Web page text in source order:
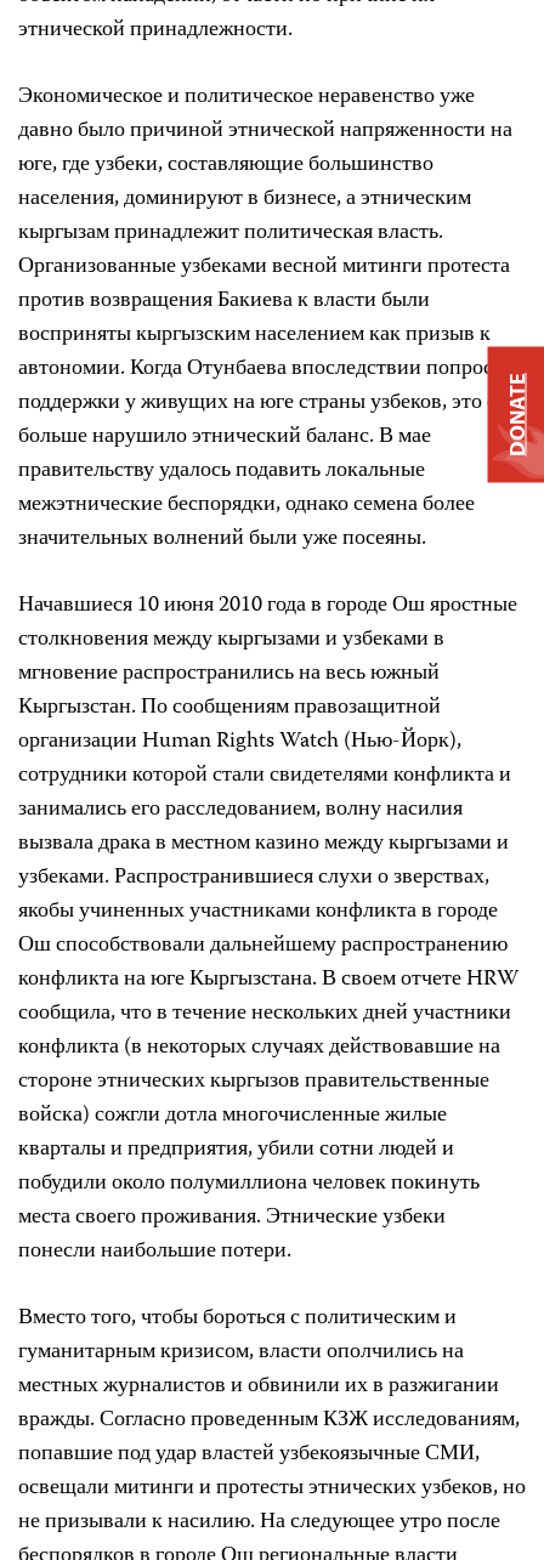
этнической принадлежности.
Экономическое и политическое неравенство уже
давно было причиной этнической напряженности на
юге, где узбеки, составляющие большинство
населения, доминируют в бизнесе, а этническим
кыргызам принадлежит политическая власть.
Организованные узбеками весной митинги протеста
против возвращения Бакиева к власти были
восприняты кыргызским населением как призыв к
автономии. Когда Отунбаева впоследствии попросила
поддержки у живущих на юге страны узбеков, это еще
больше нарушило этнический баланс. В мае
правительству удалось подавить локальные
межэтнические беспорядки, однако семена более
значительных волнений были уже посеяны.
Начавшиеся 10 июня 2010 года в городе Ош яростные
столкновения между кыргызами и узбеками в
мгновение распространились на весь южный
Кыргызстан. По сообщениям правозащитной
организации Human Rights Watch (Нью-Йорк),
сотрудники которой стали свидетелями конфликта и
занимались его расследованием, волну насилия
вызвала драка в местном казино между кыргызами и
узбеками. Распространившиеся слухи о зверствах,
якобы учиненных участниками конфликта в городе
Ош способствовали дальнейшему распространению
конфликта на юге Кыргызстана. В своем отчете HRW
сообщила, что в течение нескольких дней участники
конфликта (в некоторых случаях действовавшие на
стороне этнических кыргызов правительственные
войска) сожгли дотла многочисленные жилые
кварталы и предприятия, убили сотни людей и
побудили около полумиллиона человек покинуть
места своего проживания. Этнические узбеки
понесли наибольшие потери.
Вместо того, чтобы бороться с политическим и
гуманитарным кризисом, власти ополчились на
местных журналистов и обвинили их в разжигании
вражды. Согласно проведенным КЗЖ исследованиям,
попавшие под удар властей узбекоязычные СМИ,
освещали митинги и протесты этнических узбеков, но
не призывали к насилию. На следующее утро после
DONATE